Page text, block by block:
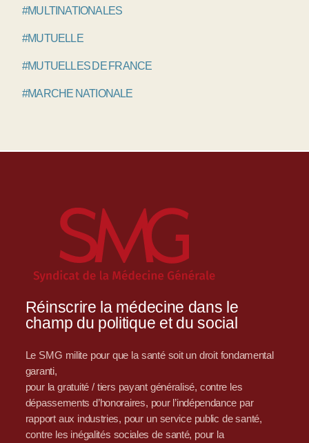
#MULTINATIONALES
#MUTUELLE
#MUTUELLES DE FRANCE
#MARCHE NATIONALE
Réinscrire la médecine dans le
champ du politique et du social
Le SMG milite pour que la santé soit un droit fondamental
garanti,
pour la gratuité / tiers payant généralisé, contre les
dépassements d’honoraires, pour l’indépendance par
rapport aux industries, pour un service public de santé,
contre les inégalités sociales de santé, pour la